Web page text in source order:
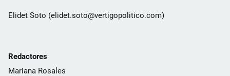
Elidet Soto (elidet.soto@vertigopolitico.com)
Redactores
Mariana Rosales